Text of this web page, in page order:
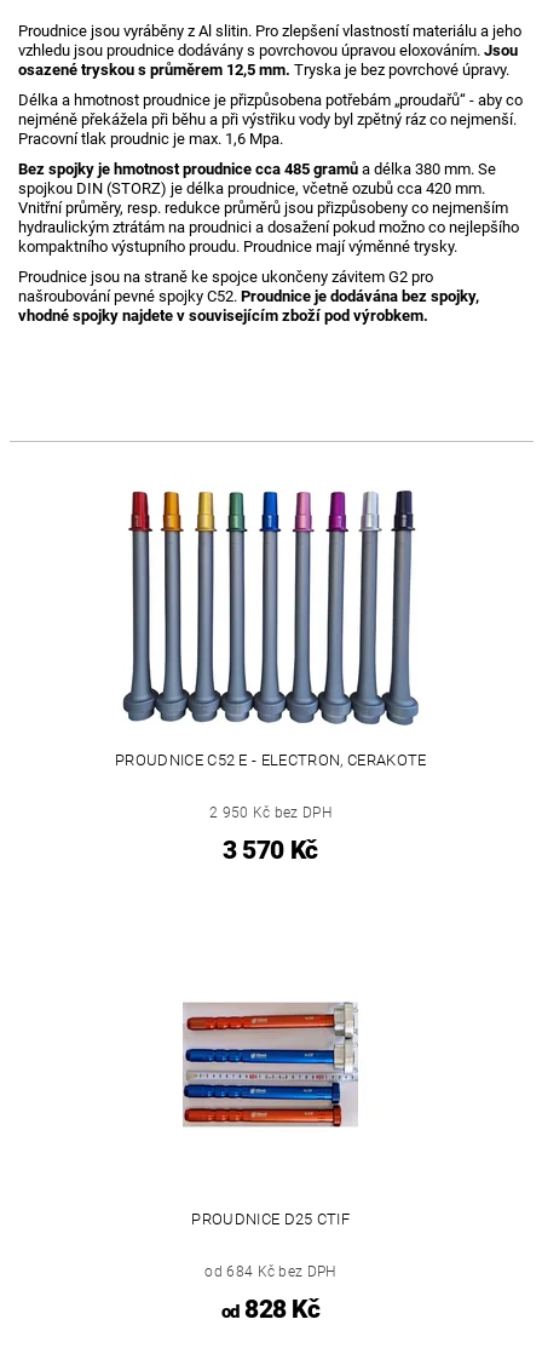
Proudnice jsou vyráběny z Al slitin. Pro zlepšení vlastností materiálu a jeho
vzhledu jsou proudnice dodávány s povrchovou úpravou eloxováním. Jsou
osazené tryskou s průměrem 12,5 mm. Tryska je bez povrchové úpravy.
Délka a hmotnost proudnice je přizpůsobena potřebám „proudařů“ - aby co
nejméně překážela při běhu a při výstřiku vody byl zpětný ráz co nejmenší.
Pracovní tlak proudnic je max. 1,6 Mpa.
Bez spojky je hmotnost proudnice cca 485 gramů a délka 380 mm. Se
spojkou DIN (STORZ) je délka proudnice, včetně ozubů cca 420 mm.
Vnitřní průměry, resp. redukce průměrů jsou přizpůsobeny co nejmenším
hydraulickým ztrátám na proudnici a dosažení pokud možno co nejlepšího
kompaktního výstupního proudu. Proudnice mají výměnné trysky.
Proudnice jsou na straně ke spojce ukončeny závitem G2 pro
našroubování pevné spojky C52. Proudnice je dodávána bez spojky,
vhodné spojky najdete v souvisejícím zboží pod výrobkem.
PROUDNICE C52 E - ELECTRON, CERAKOTE
2 950 Kč bez DPH
3 570 Kč
PROUDNICE D25 CTIF
od 684 Kč bez DPH
od828 Kč